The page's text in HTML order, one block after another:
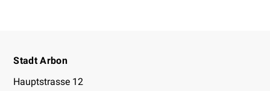
Stadt Arbon
Hauptstrasse 12